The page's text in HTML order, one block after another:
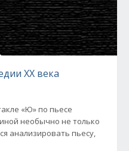
XX века
«Ю» по пьесе
необычно не только
анализировать пьесу,